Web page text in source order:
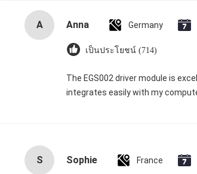
A Anna Germany
เป็นประโยชน์ (714)
The EGS002 driver module is
integrates easily with my
S Sophie France